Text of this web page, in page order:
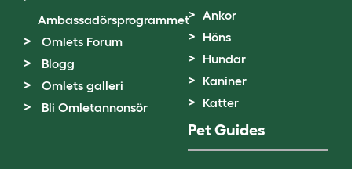
Ambassadörsprogrammet
Omlets Forum
Blogg
Omlets galleri
Bli Omletannonsör
Ankor
Höns
Hundar
Kaniner
Katter
Pet Guides